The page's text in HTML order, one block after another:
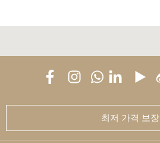
최저 가격 보장